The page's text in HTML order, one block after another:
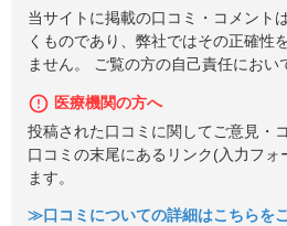
当サイトに掲載の口コミ・コメント
くものであり、弊社ではその正確性
ません。 ご覧の方の自己責任におい
医療機関の方へ
投稿された口コミに関してご意見・
口コミの末尾にあるリンク(入力フォ
ます。
≫口コミについての詳細はこちらをご